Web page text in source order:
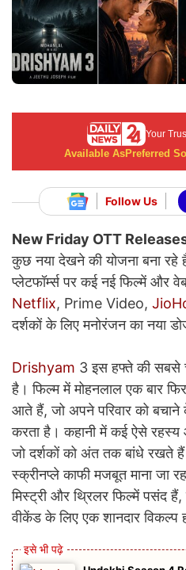
Your
Available AsPreferred
Follow Us
New Friday OTT
कुछ नया देखने की योजना बना रहे
प्लेटफॉर्म्स पर कई नई फिल्में और
Netflix, Prime Video,
दर्शकों के लिए मनोरंजन का नया
Drishyam 3 इस हफ्ते की सबसे
है। फिल्म में मोहनलाल एक बार
आते हैं, जो अपने परिवार को बचाने
करता है। कहानी में कई ऐसे
जो दर्शकों को अंत तक बांधे रखते
स्क्रीनप्ले काफी मजबूत माना जा
मिस्ट्री और थ्रिलर फिल्में पसंद
वीकेंड के लिए एक शानदार विकल्प